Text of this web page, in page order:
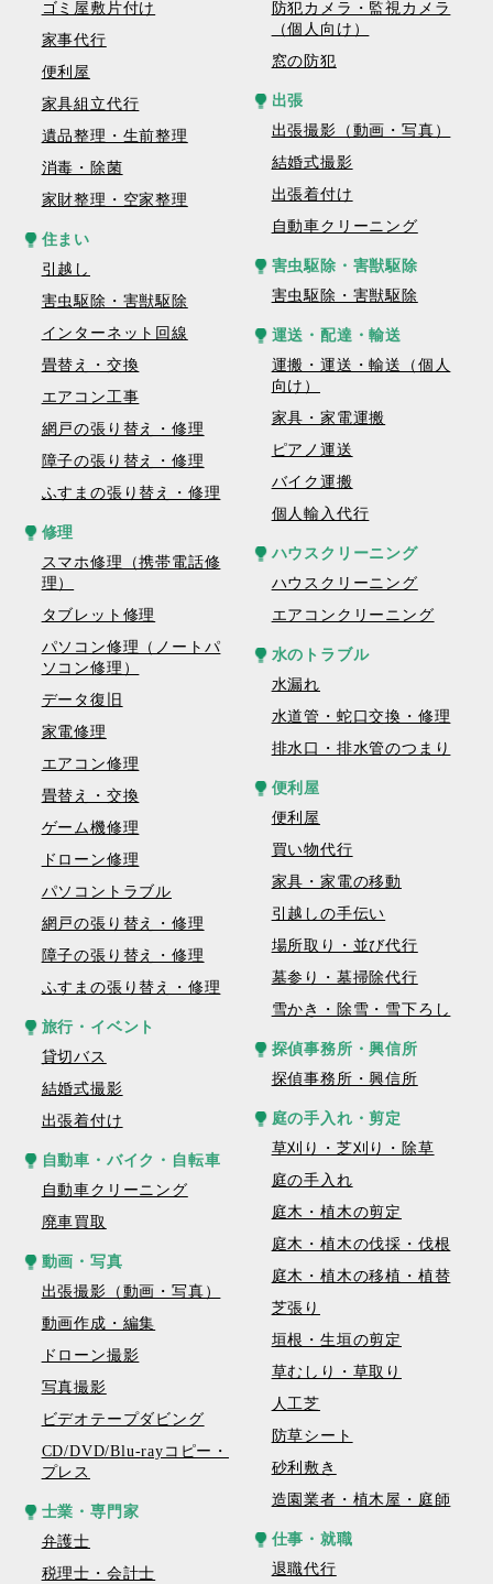
ゴミ屋敷片付け
家事代行
便利屋
家具組立代行
遺品整理・生前整理
消毒・除菌
家財整理・空家整理
住まい
引越し
害虫駆除・害獣駆除
インターネット回線
畳替え・交換
エアコン工事
網戸の張り替え・修理
障子の張り替え・修理
ふすまの張り替え・修理
修理
スマホ修理（携帯電話修
理）
タブレット修理
パソコン修理（ノートパ
ソコン修理）
データ復旧
家電修理
エアコン修理
畳替え・交換
ゲーム機修理
ドローン修理
パソコントラブル
網戸の張り替え・修理
障子の張り替え・修理
ふすまの張り替え・修理
旅行・イベント
貸切バス
結婚式撮影
出張着付け
自動車・バイク・自転車
自動車クリーニング
廃車買取
動画・写真
出張撮影（動画・写真）
動画作成・編集
ドローン撮影
写真撮影
ビデオテープダビング
CD/DVD/Blu-rayコピー・
プレス
士業・専門家
弁護士
税理士・会計士
防犯カメラ・監視カメラ
（個人向け）
窓の防犯
出張
出張撮影（動画・写真）
結婚式撮影
出張着付け
自動車クリーニング
害虫駆除・害獣駆除
害虫駆除・害獣駆除
運送・配達・輸送
運搬・運送・輸送（個人
向け）
家具・家電運搬
ピアノ運送
バイク運搬
個人輸入代行
ハウスクリーニング
ハウスクリーニング
エアコンクリーニング
水のトラブル
水漏れ
水道管・蛇口交換・修理
排水口・排水管のつまり
便利屋
便利屋
買い物代行
家具・家電の移動
引越しの手伝い
場所取り・並び代行
墓参り・墓掃除代行
雪かき・除雪・雪下ろし
探偵事務所・興信所
探偵事務所・興信所
庭の手入れ・剪定
草刈り・芝刈り・除草
庭の手入れ
庭木・植木の剪定
庭木・植木の伐採・伐根
庭木・植木の移植・植替
芝張り
垣根・生垣の剪定
草むしり・草取り
人工芝
防草シート
砂利敷き
造園業者・植木屋・庭師
仕事・就職
退職代行